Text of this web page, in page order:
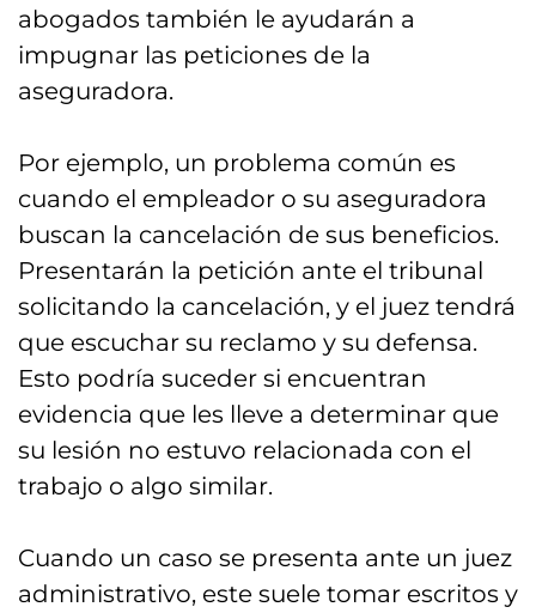
abogados también le ayudarán a
impugnar las peticiones de la
aseguradora.
Por ejemplo, un problema común es
cuando el empleador o su aseguradora
buscan la cancelación de sus beneficios.
Presentarán la petición ante el tribunal
solicitando la cancelación, y el juez tendrá
que escuchar su reclamo y su defensa.
Esto podría suceder si encuentran
evidencia que les lleve a determinar que
su lesión no estuvo relacionada con el
trabajo o algo similar.
Cuando un caso se presenta ante un juez
administrativo, este suele tomar escritos y